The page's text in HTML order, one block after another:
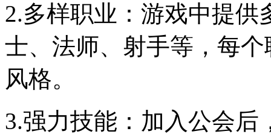
2.多样职业：游戏中提
士、法师、射手等，每
风格。
3.强力技能：加入公会后